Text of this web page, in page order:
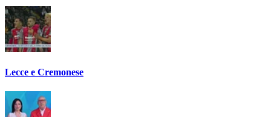
Lecce e Cremonese